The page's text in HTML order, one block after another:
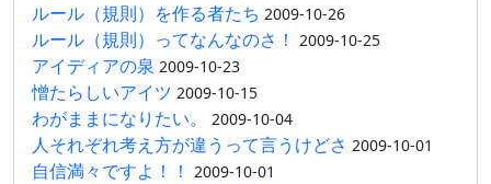
ルール（規則）を作る者たち 2009-10-26
ルール（規則）ってなんなのさ！ 2009-10-25
アイディアの泉 2009-10-23
憎たらしいアイツ 2009-10-15
わがままになりたい。 2009-10-04
人それぞれ考え方が違うって言うけどさ 2009-10-01
自信満々ですよ！！ 2009-10-01